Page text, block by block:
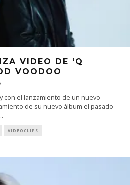
VIDEO DE ‘Q
VOODOO
con el lanzamiento de un nuevo
de su nuevo álbum el pasado
...
VIDEOCLIPS